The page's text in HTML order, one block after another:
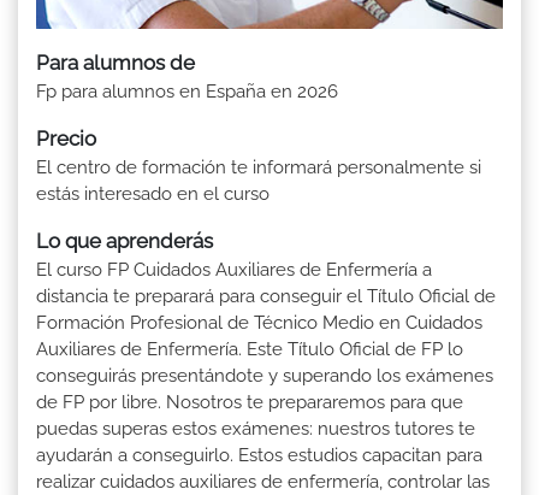
Para alumnos de
Fp para alumnos en España en 2026
Precio
El centro de formación te informará personalmente si
estás interesado en el curso
Lo que aprenderás
El curso FP Cuidados Auxiliares de Enfermería a
distancia te preparará para conseguir el Título Oficial de
Formación Profesional de Técnico Medio en Cuidados
Auxiliares de Enfermería. Este Título Oficial de FP lo
conseguirás presentándote y superando los exámenes
de FP por libre. Nosotros te prepararemos para que
puedas superas estos exámenes: nuestros tutores te
ayudarán a conseguirlo. Estos estudios capacitan para
realizar cuidados auxiliares de enfermería, controlar las